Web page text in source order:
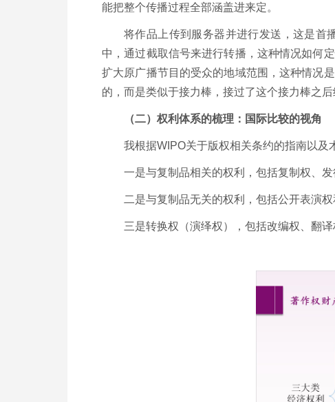
能把整个传播过程全部涵盖进来定。
将作品上传到服务器并进行发送，这是首
中，通过截取信号来进行转播，这种情况如何
扩大原广播节目的受众的地域范围，这种情况
的，而是类似于接力棒，接过了这个接力棒之
（二）权利体系的梳理：国际比较的视角
我根据WIPO关于版权相关条约的指南以及
一是与复制品相关的权利，包括复制权、发
二是与复制品无关的权利，包括公开表演权
三是转换权（演绎权），包括改编权、翻译